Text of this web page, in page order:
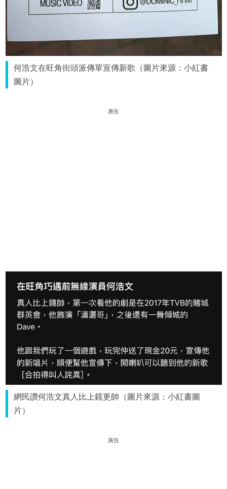
何浩文在旺角街頭派傳單宣傳新歌（圖片來源：小紅書
圖片）
廣告
網民讚何浩文真人比上鏡更帥（圖片來源：小紅書圖
片）
廣告